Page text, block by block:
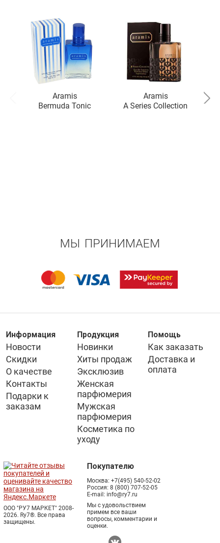
Aramis
Bermuda Tonic
Aramis
A Series Collection
МЫ ПРИНИМАЕМ
Информация
Новости
Скидки
О качестве
Контакты
Подарки к
заказам
Продукция
Новинки
Хиты продаж
Эксклюзив
Женская
парфюмерия
Мужская
парфюмерия
Косметика по
уходу
Помощь
Как заказать
Доставка и
оплата
ООО "РУ7 МАРКЕТ" 2008-
2026. Ry7®. Все права
защищены.
Покупателю
Москва: +7(495) 540-52-02
Россия: 8 (800) 707-52-05
E-mail: info@ry7.ru
Мы с удовольствием
примем все ваши
вопросы, комментарии и
оценки.